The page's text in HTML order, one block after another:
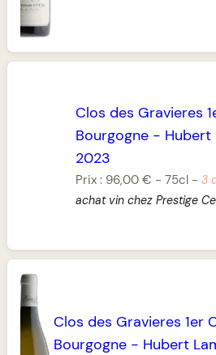
Clos des Gravieres
Bourgogne - Hubert
2023
Prix : 96,00 € -75cl -3
achat vin chez Prestige
Clos des Gravieres 1er
Bourgogne- Hubert